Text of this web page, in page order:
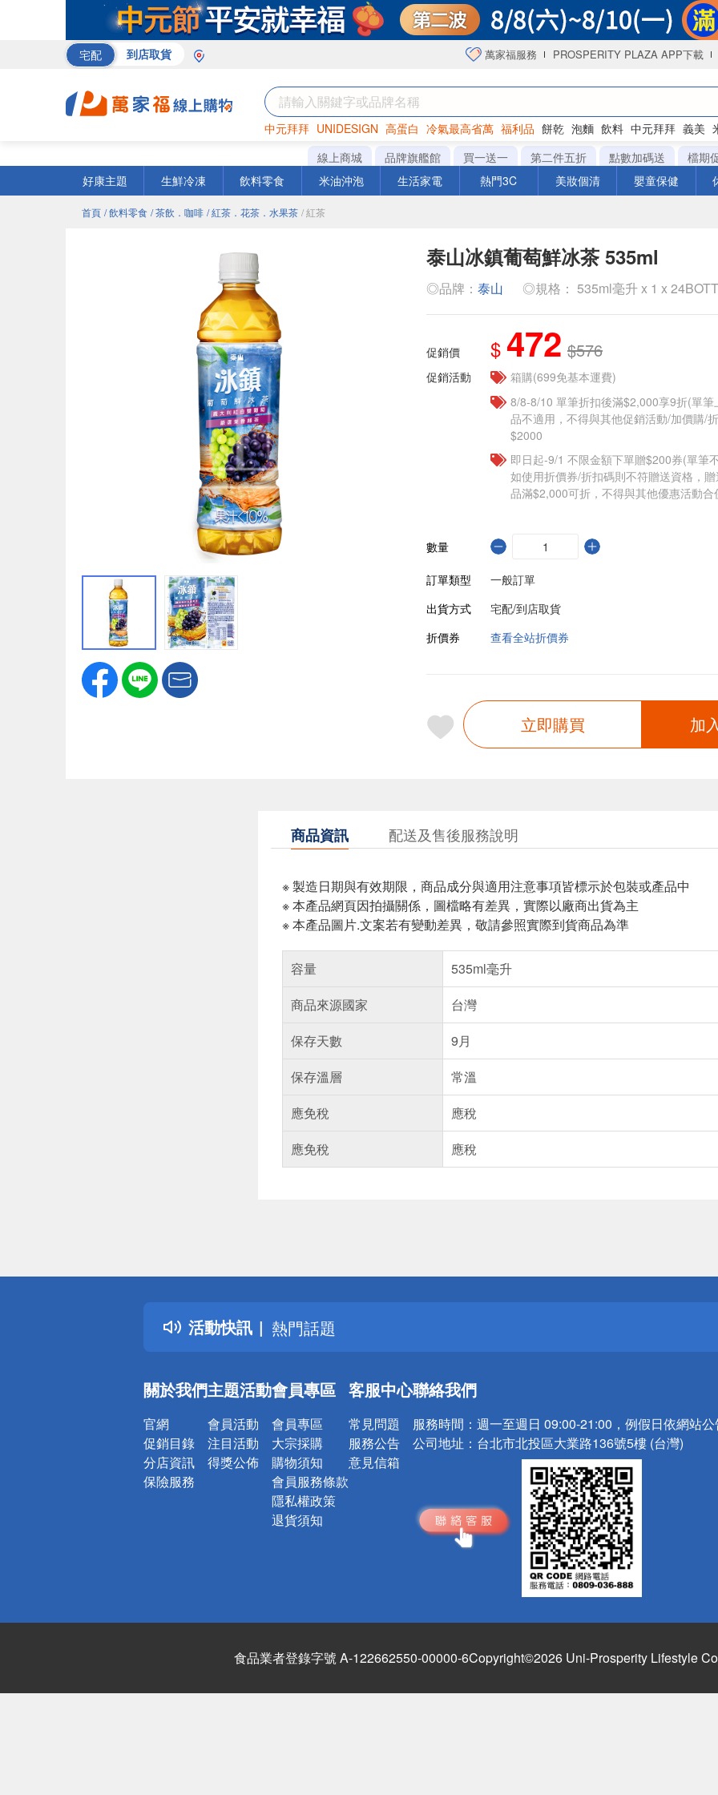
宅配 到店取貨 萬家福服務 PROSPERITY PLAZA APP下載
中元拜拜 UNIDESIGN 高蛋白 冷氣最高省萬 福利品 餅乾 泡麵 飲料 中元拜拜 義美
罐頭 咖啡 海苔
線上商城 品牌旗艦館 買一送一 第二件五折 點數加碼送
檔期
好康主題
生鮮冷凍 飲料零食 米油沖泡 生活家電 熱門3C 美妝個清 嬰童保健
首頁 / 飲料零食 / 茶飲．咖啡 / 紅茶．花茶．水果茶 / 紅茶
泰山冰鎮葡萄鮮冰茶 535ml
◎品牌： 泰山 ◎規格： 535ml毫升 x 1 x
促銷價 $ 472 $576
促銷活動
箱購(699免基本運費)
8/8-8/10 單筆折扣後滿$2,000享9折(單
品不適用，不得與其他促銷活動/加價購/
$2000
即日起-9/1 不限金額下單贈$200券(單筆
如使用折價券/折扣碼則不符贈送資格，
品滿$2,000可折，不得與其他優惠活動合
數量
訂單類型
一般訂單
出貨方式
宅配/到店取貨
折價券
查看全站折價券
立即購買 加
商品資訊 配送及售後服務說明
※ 製造日期與有效期限，商品成分與適用注意事項皆標示於包裝或產品中
※ 本產品網頁因拍攝關係，圖檔略有差異，實際以廠商出貨為主
※ 本產品圖片.文案若有變動差異，敬請參照實際到貨商品為準
容量
535ml毫升
商品來源國家
台灣
保存天數
9月
保存溫層
常溫
應免稅
應稅
應免稅
應稅
活動快訊
詐騙網頁！請小心！
得獎公告
熱門話題
銀行優惠
詐騙網頁！請小心！
關於我們
官網
促銷目錄
分店資訊
保險服務
主題活動
會員活動
注目活動
得獎公佈
會員專區
會員專區
大宗採購
購物須知
會員服務條款
隱私權政策
退貨須知
客服中心
常見問題
服務公告
意見信箱
聯絡我們
服務時間： 週一至週日 09:00-21:00，例假日依網站
公司地址： 台北市北投區大業路136號5樓 (台灣)
食品業者登錄字號 A-122662550-00000-6Copyright©2026 Uni-Prosperity Lifestyle